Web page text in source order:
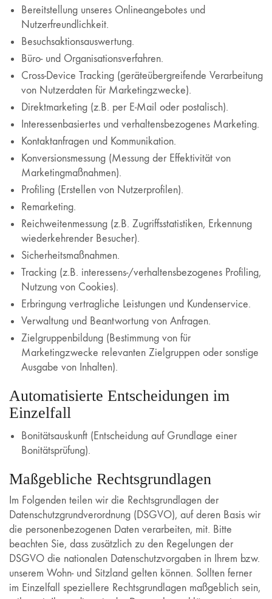
Bereitstellung unseres Onlineangebotes und
Nutzerfreundlichkeit.
Besuchsaktionsauswertung.
Büro- und Organisationsverfahren.
Cross-Device Tracking (geräteübergreifende Verarbeitung
von Nutzerdaten für Marketingzwecke).
Direktmarketing (z.B. per E-Mail oder postalisch).
Interessenbasiertes und verhaltensbezogenes Marketing.
Kontaktanfragen und Kommunikation.
Konversionsmessung (Messung der Effektivität von
Marketingmaßnahmen).
Profiling (Erstellen von Nutzerprofilen).
Remarketing.
Reichweitenmessung (z.B. Zugriffsstatistiken, Erkennung
wiederkehrender Besucher).
Sicherheitsmaßnahmen.
Tracking (z.B. interessens-/verhaltensbezogenes Profiling,
Nutzung von Cookies).
Erbringung vertragliche Leistungen und Kundenservice.
Verwaltung und Beantwortung von Anfragen.
Zielgruppenbildung (Bestimmung von für
Marketingzwecke relevanten Zielgruppen oder sonstige
Ausgabe von Inhalten).
Automatisierte Entscheidungen im
Einzelfall
Bonitätsauskunft (Entscheidung auf Grundlage einer
Bonitätsprüfung).
Maßgebliche Rechtsgrundlagen
Im Folgenden teilen wir die Rechtsgrundlagen der
Datenschutzgrundverordnung (DSGVO), auf deren Basis wir
die personenbezogenen Daten verarbeiten, mit. Bitte
beachten Sie, dass zusätzlich zu den Regelungen der
DSGVO die nationalen Datenschutzvorgaben in Ihrem bzw.
unserem Wohn- und Sitzland gelten können. Sollten ferner
im Einzelfall speziellere Rechtsgrundlagen maßgeblich sein,